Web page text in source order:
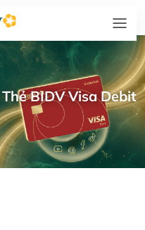
BIDV Visa Debit